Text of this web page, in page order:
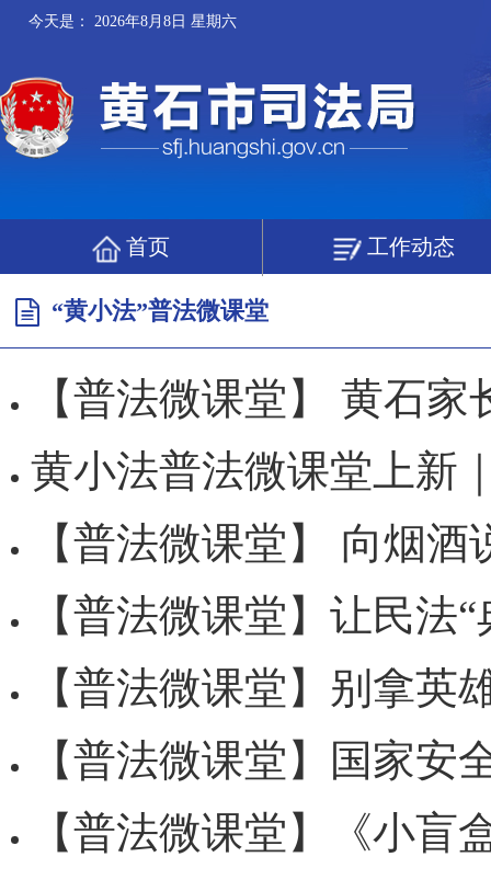
今天是： 2026年8月8日 星期六
首页 工作动态
“黄小法”普法微课堂
【普法微课堂】 黄石家长速看
黄小法普法微课堂上新｜这堂生态法治
【普法微课堂】 向烟酒说“
【普法微课堂】让民法
【普法微课堂】别拿英雄当“梗
【普法微课堂】国家安全无
【普法微课堂】《小盲